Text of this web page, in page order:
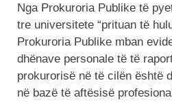
Nga Prokuroria Publike të
tre universitete “prituan të
Prokuroria Publike mban
dhënave personale të të
prokurorisë në të cilën është
në bazë të aftësisë